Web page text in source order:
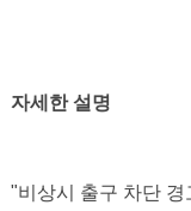
자세한 설명
"비상시 출구 차단